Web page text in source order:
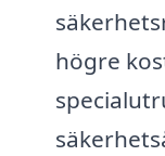
högre